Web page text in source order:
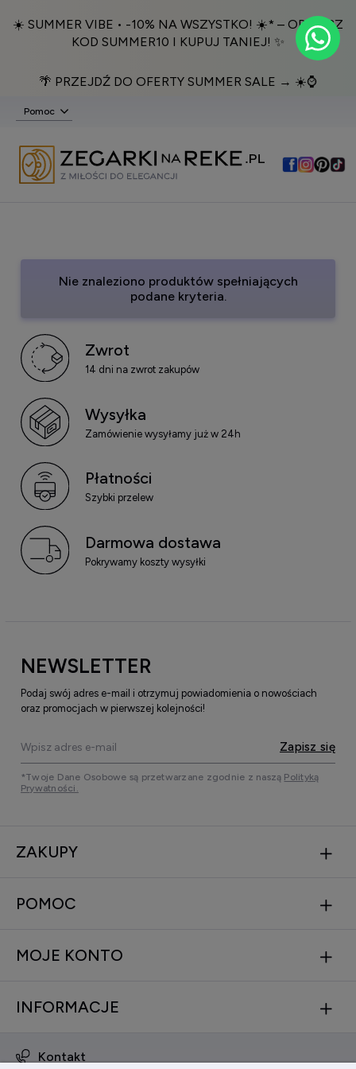
☀️ SUMMER VIBE • -10% NA WSZYSTKO! ☀️* – ODBIERZ
KOD SUMMER10 I KUPUJ TANIEJ! ✨
🌴 PRZEJDŹ DO OFERTY SUMMER SALE → ☀️⌚️
Pomoc
Nie znaleziono produktów spełniających
podane kryteria.
Zwrot
14 dni na zwrot zakupów
Wysyłka
Zamówienie wysyłamy już w 24h
Płatności
Szybki przelew
Darmowa dostawa
Pokrywamy koszty wysyłki
NEWSLETTER
Podaj swój adres e-mail i otrzymuj powiadomienia o nowościach
oraz promocjach w pierwszej kolejności!
Zapisz się
*Twoje Dane Osobowe są przetwarzane zgodnie z naszą Polityką
Prywatności.
ZAKUPY
POMOC
MOJE KONTO
INFORMACJE
Kontakt